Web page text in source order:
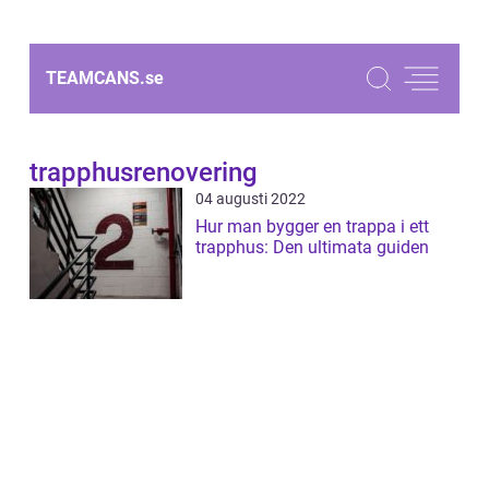
TEAMCANS.se
trapphusrenovering
04 augusti 2022
Hur man bygger en trappa i ett
trapphus: Den ultimata guiden